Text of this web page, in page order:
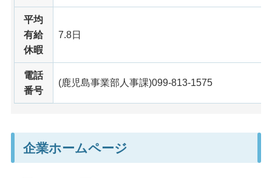
平均
有給
休暇
7.8日
電話
番号
(鹿児島事業部人事課)099-813-1575
企業ホームページ